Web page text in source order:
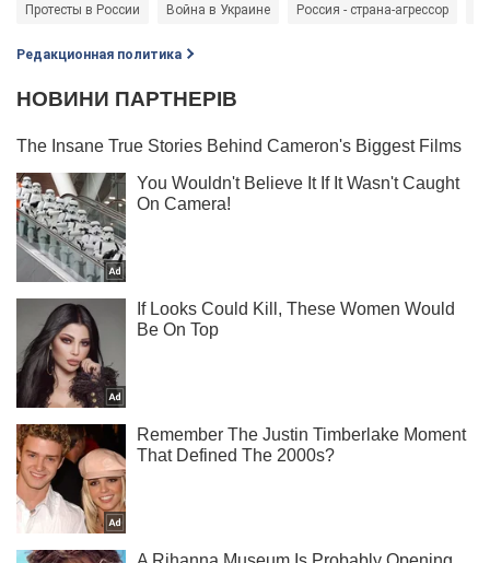
Протесты в России Война в Украине Россия - страна-агрессор
Редакционная политика